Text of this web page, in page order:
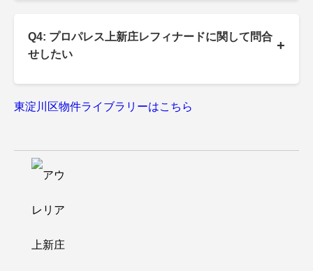
Q4: プロパレス上新庄レフィナードに関して問合
せしたい
+
東淀川区物件ライブラリーはこちら